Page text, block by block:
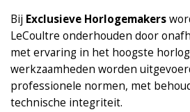
Bij Exclusieve Horlogemakers
LeCoultre onderhouden door
met ervaring in het hoogste
werkzaamheden worden
professionele normen, met
technische integriteit.